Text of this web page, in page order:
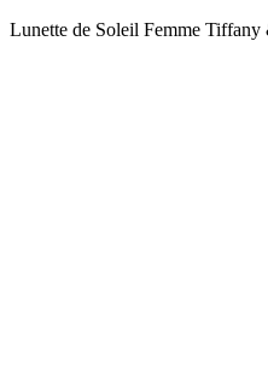
Lunette de Soleil Femme